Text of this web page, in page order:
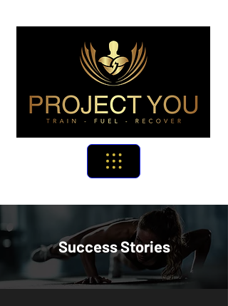
Success Stories